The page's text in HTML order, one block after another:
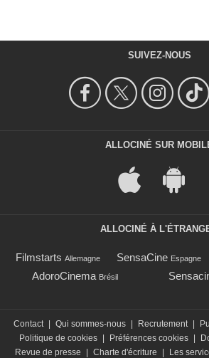
SUIVEZ-NOUS
ALLOCINÉ SUR
ALLOCINÉ À
Filmstarts Allemagne SensaCine Espagne
AdoroCinema Brésil
Contact Qui sommes-nous Recrutement
Politique de cookies
Préférences cookies
Revue de presse
Charte d'écriture Les